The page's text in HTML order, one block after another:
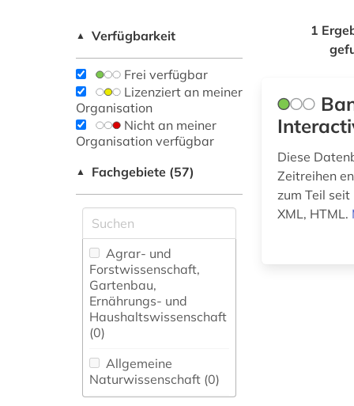
▲ Verfügbarkeit
Frei verfügbar
Lizenziert an meiner
Organisation
Nicht an meiner
Organisation verfügbar
▲ Fachgebiete (57)
Agrar- und
Forstwissenschaft,
Gartenbau,
Ernährungs- und
Haushaltswissenschaft
(0)
Allgemeine
Naturwissenschaft (0)
1
Diese
Zeitreihen
zum Teil
XML, HTML.